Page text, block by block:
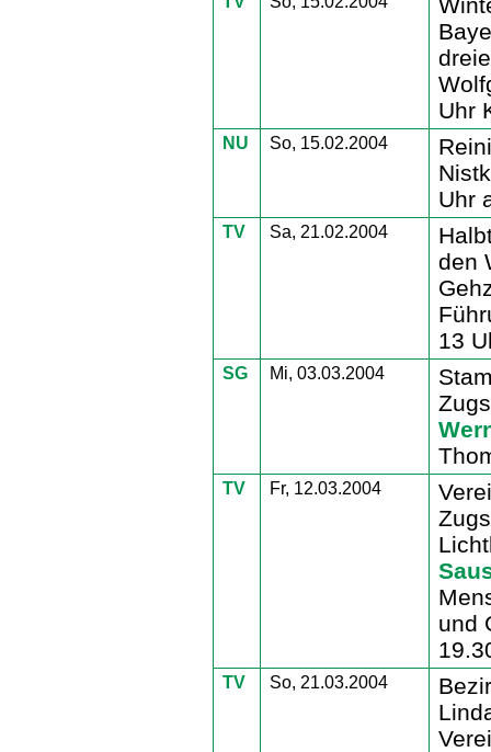
Uhr
NU So, 15.02.2004
Uhr
TV Sa, 21.02.2004
den
13
SG Mi, 03.03.2004
TV Fr, 12.03.2004
und
TV So, 21.03.2004